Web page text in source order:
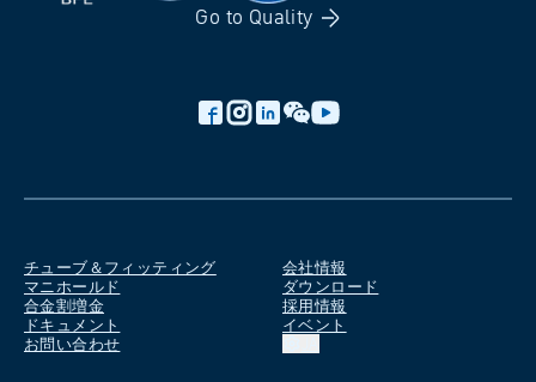
Go to Quality
チューブ＆フィッティング
マニホールド
合金割増金
ドキュメント
お問い合わせ
会社情報
ダウンロード
採用情報
イベント